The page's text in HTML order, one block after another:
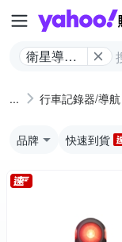
衛星導航
行車記錄器/導航
品牌 快速到貨